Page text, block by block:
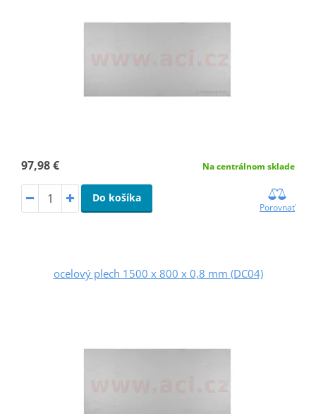
97,98 € Na centrálnom sklade
Do košíka
Porovnať
ocelový plech 1500 x 800 x 0,8 mm (DC04)